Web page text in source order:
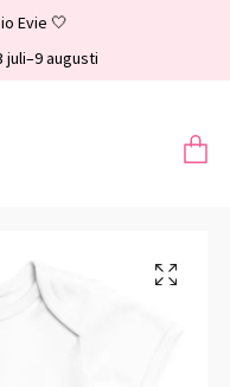
Evie 🤍
juli–9 augusti